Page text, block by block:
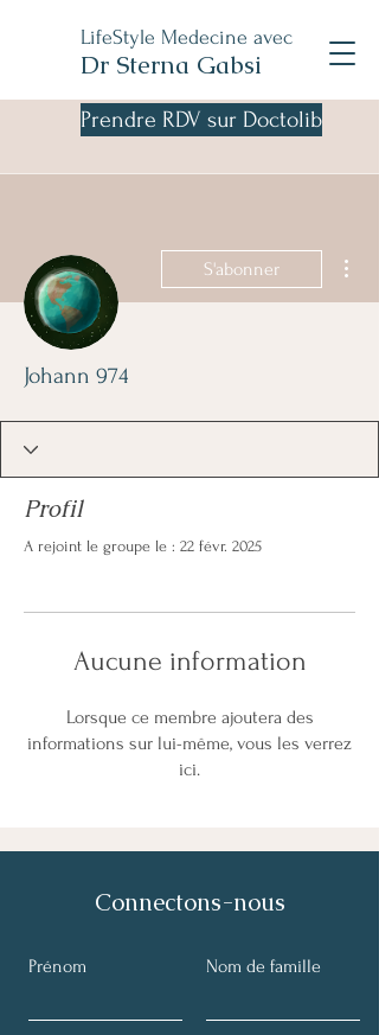
LifeStyle Medecine avec
Dr Sterna Gabsi
Prendre RDV sur Doctolib
S'abonner
Johann 974
Profil
A rejoint le groupe le : 22 févr. 2025
Aucune information
Lorsque ce membre ajoutera des
informations sur lui-même, vous les verrez
ici.
Connectons-nous
Prénom Nom de famille